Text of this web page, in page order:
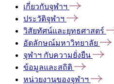
เกี่ยวกับจุฬาฯ
ประวัติจุฬาฯ
วิสัยทัศน์และยุทธศาสตร์
อัตลักษณ์มหาวิทยาลัย
จุฬาฯ กับความยั่งยืน
ข้อมูลและสถิติ
หน่วยงานของจุฬาฯ